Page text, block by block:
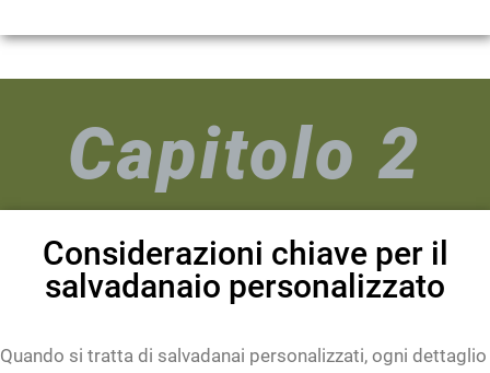
Capitolo 2
Considerazioni chiave per il
salvadanaio personalizzato
Quando si tratta di salvadanai personalizzati, ogni dettaglio